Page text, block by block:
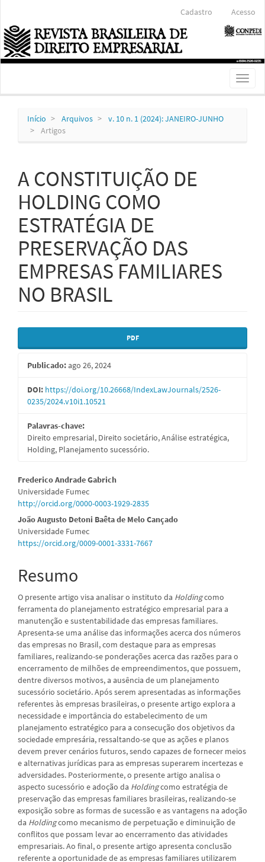
Conteúdo
principal
Barra
Lateral
Cadastro Acesso
Toggle
Início Arquivos
v. 10 n. 1 (2024): JANEIRO-JUNHO
Artigos
A CONSTITUIÇÃO DE
HOLDING COMO
ESTRATÉGIA DE
PRESERVAÇÃO DAS
EMPRESAS FAMILIARES
NO BRASIL
Barra
lateral
de
artigos
PDF
Publicado:ago 26, 2024
DOI: https://doi.org/10.26668/IndexLawJournals/2526-
0235/2024.v10i1.10521
Palavras-chave:
Direito empresarial, Direito societário, Análise estratégica,
Holding, Planejamento sucessório.
Conteúdo
do
artigo
principal
Frederico Andrade Gabrich
Universidade Fumec
http://orcid.org/0000-0003-1929-2835
João Augusto Detoni Baêta de Melo Cançado
Universidade Fumec
https://orcid.org/0009-0001-3331-7667
Resumo
O presente artigo visa analisar o instituto da Holdingcomo
ferramenta do planejamento estratégico empresarial para a
manutenção e sustentabilidade das empresas familiares.
Apresenta-se uma análise das informações acerca dos números
das empresas no Brasil, com destaque para as empresas
familiares, realizando-se ponderações acerca das razões para o
encerramento de milhões de empreendimentos, que possuem,
dentre diversos motivos, a ausência de um planejamento
sucessório societário. Após serem apresentadas as informações
referentes às empresas brasileiras, o presente artigo explora a
necessidade e importância do estabelecimento de um
planejamento estratégico para a consecução dos objetivos da
sociedade empresária, ressaltando-se que as ações e planos
devem prever cenários futuros, sendo capazes de fornecer meios
e alternativas jurídicas para as empresas superarem incertezas e
adversidades. Posteriormente, o presente artigo analisa o
aspecto sucessório e adoção da Holdingcomo estratégia de
preservação das empresas familiares brasileiras, realizando-se
exposição sobre as formas de sucessão e as vantagens na adoção
da Holdingcomo mecanismo de perpetuação e diminuição de
conflitos que possam levar ao encerramento das atividades
empresariais. Ao final, o presente artigo apresenta conclusão
referente a oportunidade de as empresas familiares utilizarem